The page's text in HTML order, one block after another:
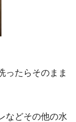
ったらそのまま
などその他の水